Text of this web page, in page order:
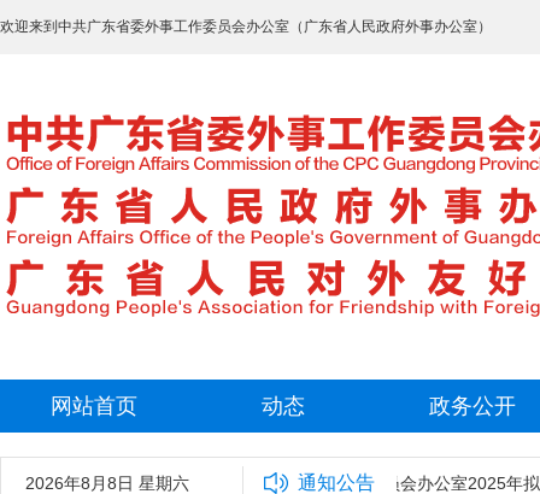
欢迎来到中共广东省委外事工作委员会办公室（广东省人民政府外事办公室）
网站首页 动态 政务公开
2026年8月8日 星期六 通知公告
中共广东省委外事工作委员会办公室2025年拟